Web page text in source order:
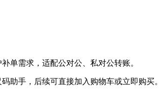
单需求，适配公对公、私对公转账。
助手，后续可直接加入购物车或立即购买。